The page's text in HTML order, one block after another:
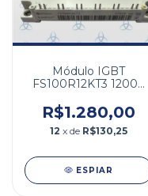
Módulo IGBT
FS100R12KT3 1200V
R$1.280,00
12 x de R$130,25
ESPIAR